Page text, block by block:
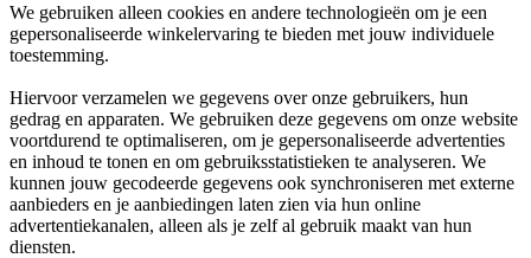
We gebruiken alleen cookies en andere technologieën om je een
gepersonaliseerde winkelervaring te bieden met jouw individuele
toestemming.
Hiervoor verzamelen we gegevens over onze gebruikers, hun
gedrag en apparaten. We gebruiken deze gegevens om onze website
voortdurend te optimaliseren, om je gepersonaliseerde advertenties
en inhoud te tonen en om gebruiksstatistieken te analyseren. We
kunnen jouw gecodeerde gegevens ook synchroniseren met externe
aanbieders en je aanbiedingen laten zien via hun online
advertentiekanalen, alleen als je zelf al gebruik maakt van hun
diensten.